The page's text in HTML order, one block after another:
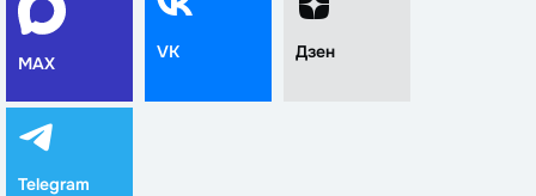
MAX
VK Дзен
Telegram